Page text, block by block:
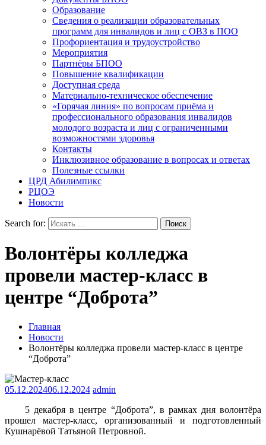
Образование
Сведения о реализации образовательных
программ для инвалидов и лиц с ОВЗ в ПОО
Профориентация и трудоустройство
Мероприятия
Партнёры БПОО
Повышение квалификации
Доступная среда
Материально-техническое обеспечение
«Горячая линия» по вопросам приёма и
профессионального образования инвалидов
молодого возраста и лиц с ограниченными
возможностями здоровья
Контакты
Инклюзивное образование в вопросах и ответах
Полезные ссылки
ЦРД Абилимпикс
РЦОЭ
Новости
Search for:
Волонтёры колледжа
провели мастер-класс в
центре “Доброта”
Главная
Новости
Волонтёры колледжа провели мастер-класс в центре
“Доброта”
05.12.202406.12.2024 admin
5 декабря в центре “Доброта”, в рамках дня волонтёра
прошел мастер-класс, организованный и подготовленный
Кушнарёвой Татьяной Петровной.